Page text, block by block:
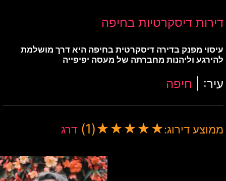
דירות דיסקרטיות בחיפה
עיסוי מפנק בדירה דיסקרטית בחיפה היא דרך מושלמת
להירגע וליהנות מחברתה של מעסה יפיפייה
עיר: | חיפה
ממוצע דירוג:★
★
★
★
★
(1) דרג